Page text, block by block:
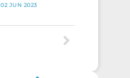
02 JUN 2023